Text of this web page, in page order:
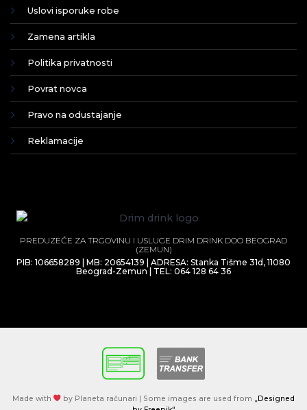
Uslovi isporuke robe
Zamena artikla
Politika privatnosti
Povrat novca
Pravo na odustajanje
Reklamacije
PREDUZEĆE ZA TRGOVINU I USLUGE DRIM DRINK DOO BEOGRAD
(ZEMUN)
PIB: 106658289 | MB: 20654139 | ADRESA: Stanka Tišme 31d, 11080
Beograd-Zemun | TEL: 064 128 64 36
Made with by Planeta računari | Some images are used from
„Designed